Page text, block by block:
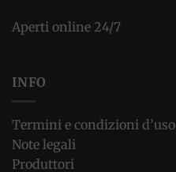
Aperti online 24/7
INFO
Termini e condizioni d’uso
Note legali
Produttori